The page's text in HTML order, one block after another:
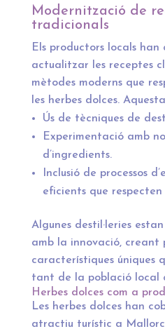
Modernització de
tradicionals
Els productors locals han
actualitzar les receptes
mètodes moderns que
les herbes dolces.
Ús de tècniques de
Experimentació amb
d’ingredients.
Inclusió de processos
eficients que
Algunes destil·leries
amb la innovació, creant
característiques úniques
tant de la població local
Herbes dolces com a
Les herbes dolces han
atractiu turístic a